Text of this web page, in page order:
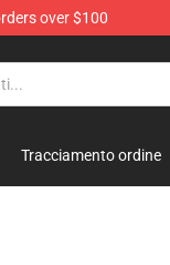
over $100
Tracciamento ordine